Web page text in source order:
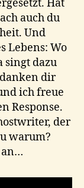
Hat
auch du
Und
Lebens: Wo
singt dazu
dir
ich freue
Response.
der
warum?
an…